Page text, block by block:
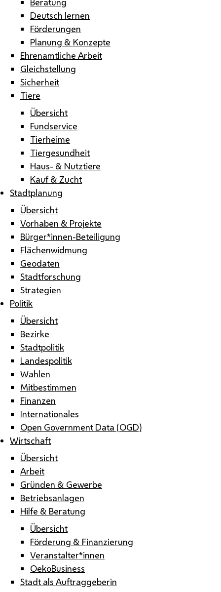
Deutsch lernen
Förderungen
Planung & Konzepte
Ehrenamtliche Arbeit
Gleichstellung
Sicherheit
Tiere
Übersicht
Fundservice
Tierheime
Tiergesundheit
Haus- & Nutztiere
Kauf & Zucht
Stadtplanung
Übersicht
Vorhaben & Projekte
Bürger*innen-Beteiligung
Flächenwidmung
Geodaten
Stadtforschung
Strategien
Politik
Übersicht
Bezirke
Stadtpolitik
Landespolitik
Wahlen
Mitbestimmen
Finanzen
Internationales
Open Government Data (OGD)
Wirtschaft
Übersicht
Arbeit
Gründen & Gewerbe
Betriebsanlagen
Hilfe & Beratung
Übersicht
Förderung & Finanzierung
Veranstalter*innen
OekoBusiness
Stadt als Auftraggeberin